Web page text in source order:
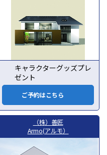
キャラクターグッズプレ
ゼント
ご予約はこちら
（株）善匠
Armo(アルモ）